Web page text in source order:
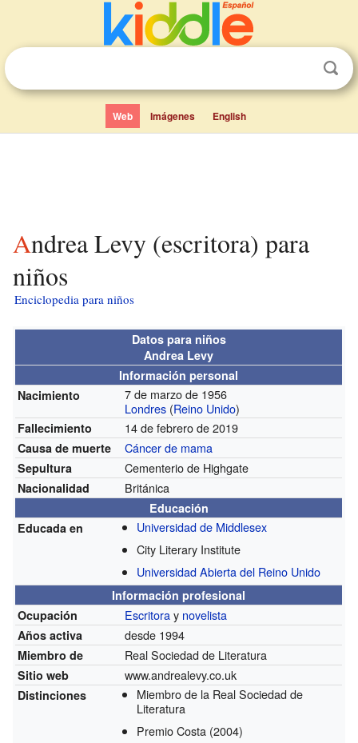
Web Imágenes English
Andrea Levy (escritora) para
niños
Enciclopedia para niños
Datos para niños
Andrea Levy
Información personal
Nacimiento
7 de marzo de 1956
Londres (Reino Unido)
Fallecimiento 14 de febrero de 2019
Causa de muerte Cáncer de mama
Sepultura Cementerio de Highgate
Nacionalidad Británica
Educación
Educada en
Universidad de Middlesex
City Literary Institute
Universidad Abierta del Reino Unido
Información profesional
Ocupación
Escritoray novelista
Años activa desde 1994
Miembro de Real Sociedad de Literatura
Sitio web www.andrealevy.co.uk
Distinciones
Miembro de la Real Sociedad de
Literatura
Premio Costa (2004)